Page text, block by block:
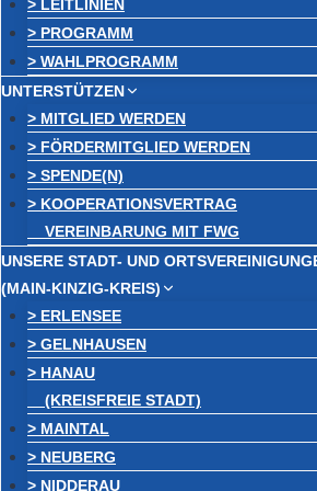
> LEITLINIEN
> PROGRAMM
> WAHLPROGRAMM
UNTERSTÜTZEN
> MITGLIED WERDEN
> FÖRDERMITGLIED WERDEN
> SPENDE(N)
> KOOPERATIONSVERTRAG
VEREINBARUNG MIT FWG
UNSERE STADT- UND
(MAIN-KINZIG-KREIS)
> ERLENSEE
> GELNHAUSEN
> HANAU
(KREISFREIE STADT)
> MAINTAL
> NEUBERG
> NIDDERAU